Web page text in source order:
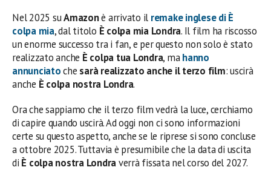
Nel 2025 suAmazonè arrivato il remake inglesediÈ
colpa mia, dal titolo È colpa mia Londra. Il film ha riscosso
un enorme successo tra i fan, e per questo non solo è stato
realizzato anche È colpa tua Londra, mahanno
annunciatoche sarà realizzato anche il terzo film: uscirà
anche È colpa nostra Londra.
Ora che sappiamo che il terzo film vedrà la luce, cerchiamo
di capire quando uscirà. Ad oggi non ci sono informazioni
certe su questo aspetto, anche se le riprese si sono concluse
a ottobre 2025. Tuttavia è presumibile che la data di uscita
di È colpa nostra Londraverrà fissata nel corso del 2027.